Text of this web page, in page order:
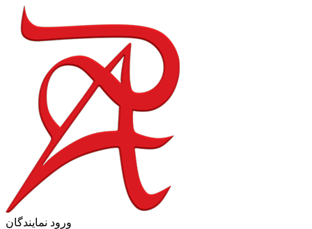
ورود نمایندگان